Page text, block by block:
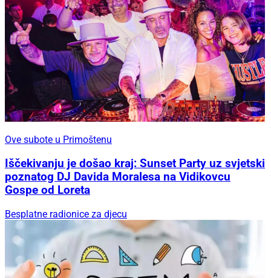
Ove subote u Primoštenu
Iščekivanju je došao kraj: Sunset Party uz svjetski
poznatog DJ Davida Moralesa na Vidikovcu
Gospe od Loreta
Besplatne radionice za djecu